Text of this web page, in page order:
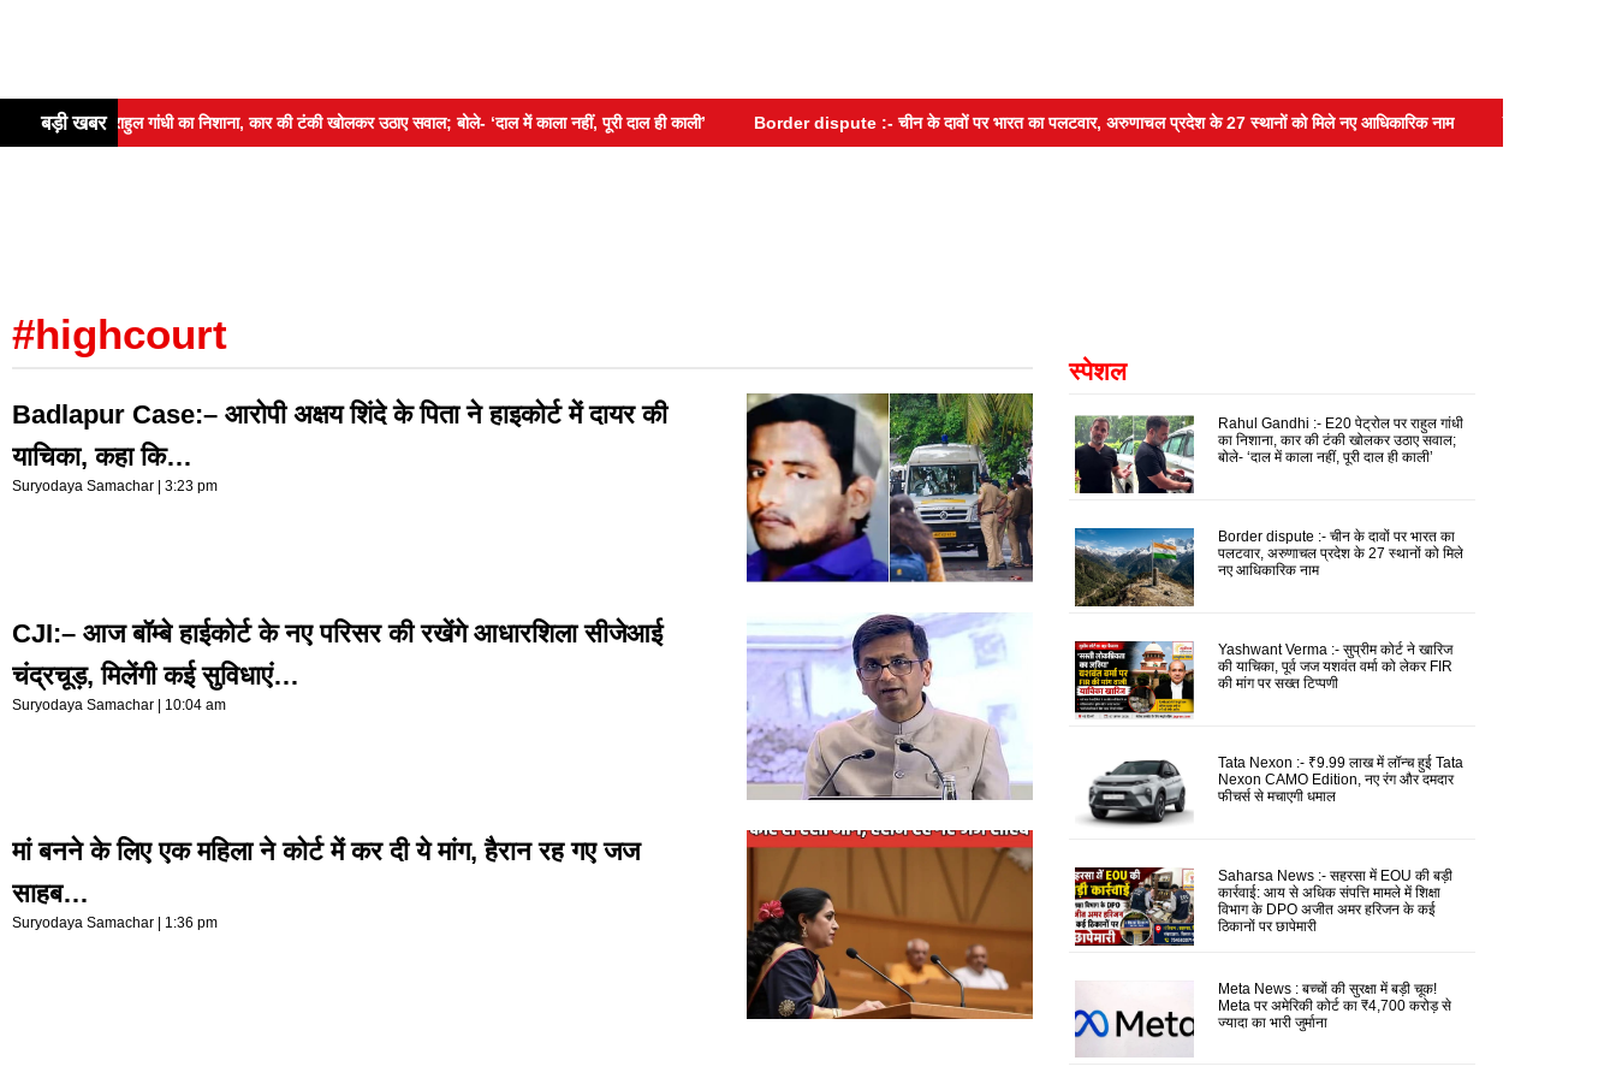
बड़ी खबर
पर राहुल गांधी का निशाना, कार की टंकी खोलकर उठाए सवाल; बोले- ‘दाल में काला नहीं, पूरी दाल ही काली’ Border dispute :- चीन के दावों पर भारत का पलटवार, अरुणाचल प्रदेश के 27 स्थानों को मिले नए आधिकारिक नाम Yashwant Verma
#highcourt
Badlapur Case:– आरोपी अक्षय शिंदे के पिता ने हाइकोर्ट में दायर की
याचिका, कहा कि…
Suryodaya Samachar 3:23 pm
CJI:– आज बॉम्बे हाईकोर्ट के नए परिसर की रखेंगे आधारशिला सीजेआई
चंद्रचूड़, मिलेंगी कई सुविधाएं…
Suryodaya Samachar 10:04 am
मां बनने के लिए एक महिला ने कोर्ट में कर दी ये मांग, हैरान रह गए जज
साहब…
Suryodaya Samachar 1:36 pm
स्पेशल
Rahul Gandhi :- E20 पेट्रोल पर राहुल गांधी
का निशाना, कार की टंकी खोलकर उठाए सवाल;
बोले- ‘दाल में काला नहीं, पूरी दाल ही काली’
Border dispute :- चीन के दावों पर भारत का
पलटवार, अरुणाचल प्रदेश के 27 स्थानों को मिले
नए आधिकारिक नाम
Yashwant Verma :- सुप्रीम कोर्ट ने खारिज
की याचिका, पूर्व जज यशवंत वर्मा को लेकर FIR
की मांग पर सख्त टिप्पणी
Tata Nexon :- ₹9.99 लाख में लॉन्च हुई Tata
Nexon CAMO Edition, नए रंग और दमदार
फीचर्स से मचाएगी धमाल
Saharsa News :- सहरसा में EOU की बड़ी
कार्रवाई: आय से अधिक संपत्ति मामले में शिक्षा
विभाग के DPO अजीत अमर हरिजन के कई
ठिकानों पर छापेमारी
Meta News : बच्चों की सुरक्षा में बड़ी चूक!
Meta पर अमेरिकी कोर्ट का ₹4,700 करोड़ से
ज्यादा का भारी जुर्माना